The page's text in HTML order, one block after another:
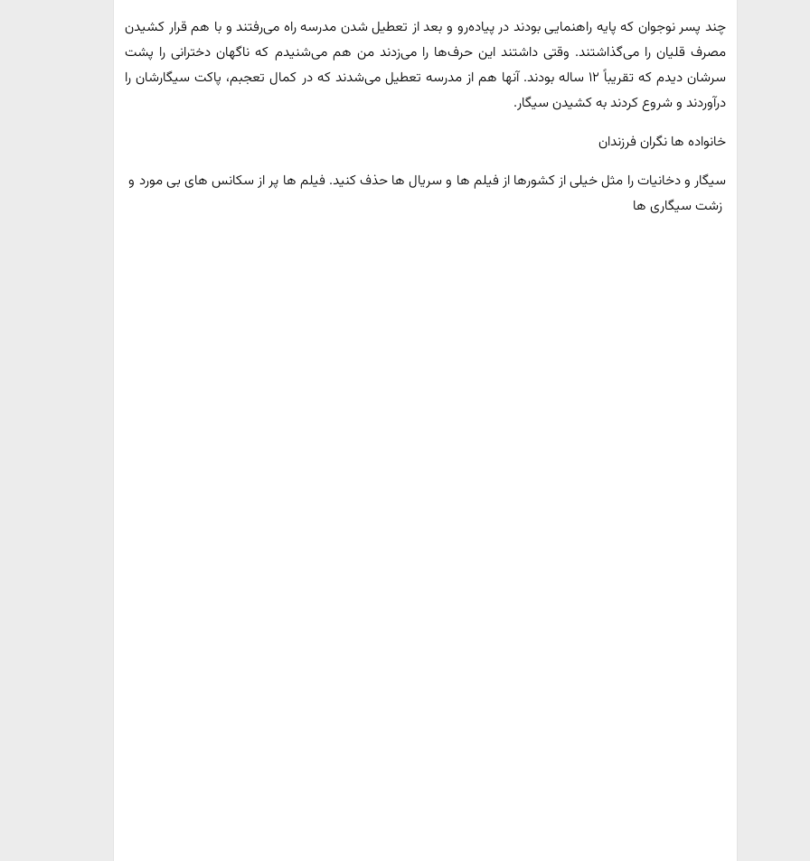
چند پسر نوجوان که پایه راهنمایی بودند در پیاده‌رو و بعد از تعطیل شدن مدرسه راه می‌رفتند و با هم قرار کشیدن
مصرف قلیان را می‌گذاشتند. وقتی داشتند این حرف‌ها را می‌زدند من هم می‌شنیدم که ناگهان دخترانی را پشت
سرشان دیدم که تقریباً ۱۲ ساله بودند. آنها هم از مدرسه تعطیل می‌شدند که در کمال تعجبم، پاکت سیگارشان را
درآوردند و شروع کردند به کشیدن سیگار.
خانواده ها نگران فرزندان
سیگار و دخانیات را مثل خیلی از کشورها از فیلم ها و سریال ها حذف کنید. فیلم ها پر از سکانس های بی مورد و
زشت سیگاری ها